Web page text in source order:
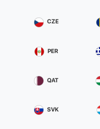
CZE
PER
QAT
SVK